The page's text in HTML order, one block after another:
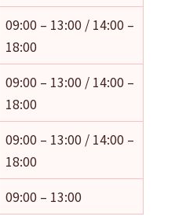
09:00 – 13:00 / 14:00 –
18:00
09:00 – 13:00 / 14:00 –
18:00
09:00 – 13:00 / 14:00 –
18:00
09:00 – 13:00